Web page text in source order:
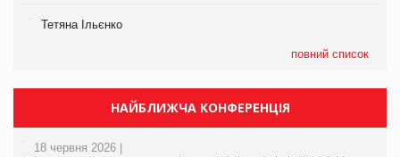
Тетяна Ільєнко
повний список
НАЙБЛИЖЧА КОНФЕРЕНЦІЯ
18 червня 2026 |